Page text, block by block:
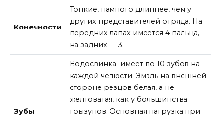
Конечности
Тонкие, намного длиннее, чем у
других представителей отряда. На
передних лапах имеется 4 пальца,
на задних — 3.
Зубы
Водосвинка имеет по 10 зубов на
каждой челюсти. Эмаль на внешней
стороне резцов белая, а не
желтоватая, как у большинства
грызунов. Основная нагрузка при